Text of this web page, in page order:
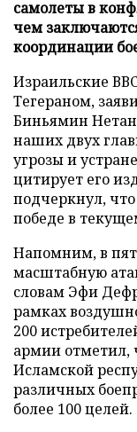
самолеты в
чем
координации
Израильские
Тегераном,
Биньямин
наших двух
угрозы и
цитирует его
подчеркнул,
победе в
Напомним, в
масштабную
словам Эфи
рамках
200
армии отметил,
Исламской
различных
более 100 целей.